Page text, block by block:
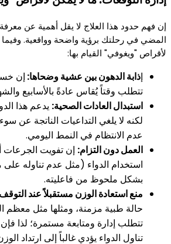
إن فهم حدود هذا العلاج لا يقل أهمية عن
المضي في رحلتك برؤية واضحة وواقعية. وفيما
لأقراص "ويغوفي" القيام بها:
إذابة الدهون بين عشية وضحاها:إن
تتطلب وقتاً يُقاس عادةً بالأسابيع
استبدال العادات الصحية: يدعم هذا
لكنه لا يلغي التداعيات الناتجة عن
عدم الانتظام في النمط اليومي.
العمل دون التزام: إن تفويت الجرعات
استخدام الدواء (مثل عدم تناوله
بشكل ملحوظ من فاعليته.
منع استعادة الوزن مستقبلاً عند
حالة طبية مزمنة، ومثلها مثل معظم
تتطلب إدارة ومتابعة مستمرة؛ لذا
تناول الدواء يؤدي غالباً إلى ارتداد